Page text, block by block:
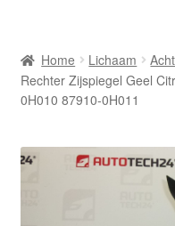
Algemene voorwaarden
Betalingen
Home Lichaam
Rechter Zijspiegel Geel
0H010 87910-0H011